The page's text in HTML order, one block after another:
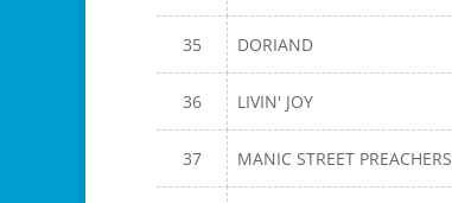
35 DORIAND
36 LIVIN' JOY
37 MANIC STREET PREACHERS